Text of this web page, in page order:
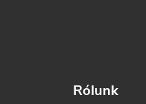
Rólunk